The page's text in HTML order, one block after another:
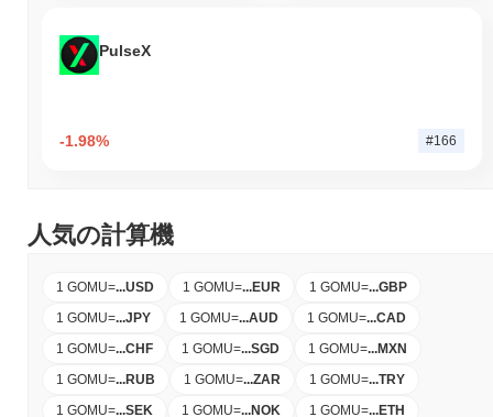
PulseX
-1.98% #166
人気の計算機
1 GOMU=...USD 1 GOMU=...EUR 1 GOMU=...GBP
1 GOMU=...JPY 1 GOMU=...AUD 1 GOMU=...CAD
1 GOMU=...CHF 1 GOMU=...SGD 1 GOMU=...MXN
1 GOMU=...RUB 1 GOMU=...ZAR 1 GOMU=...TRY
1 GOMU=...SEK 1 GOMU=...NOK 1 GOMU=...ETH